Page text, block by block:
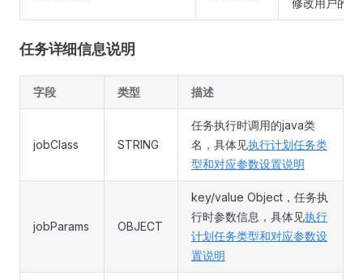
修改用户的 id
任务详细信息说明
字段 类型 描述
jobClass STRING
任务执行时调用的java类
名，具体见执行计划任务类
型和对应参数设置说明
jobParams OBJECT
key/value Object，任务执
行时参数信息，具体见执行
计划任务类型和对应参数设
置说明